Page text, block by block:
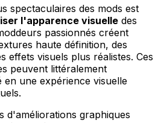
spectaculaires des mods est
l'apparence visuelle des
passionnés créent
haute définition, des
effets visuels plus réalistes. Ces
peuvent littéralement
une expérience visuelle
d'améliorations graphiques